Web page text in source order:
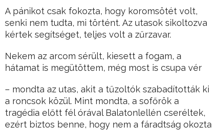
A pánikot csak fokozta, hogy koromsötét volt,
senki nem tudta, mi történt. Az utasok sikoltozva
kértek segítséget, teljes volt a zűrzavar.
Nekem az arcom sérült, kiesett a fogam, a
hátamat is megütöttem, még most is csupa vér
– mondta az utas, akit a tűzoltók szabadították ki
a roncsok közül. Mint mondta, a sofőrök a
tragédia előtt fél órával Balatonlellén cseréltek,
ezért biztos benne, hogy nem a fáradtság okozta